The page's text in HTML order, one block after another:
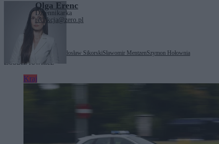
Olga Erenc
Dziennikarka
redakcja@zero.pl
Karol Nawrocki Radosław SikorskiSławomir MentzenSzymon Hołownia
Zobacz również
Kraj